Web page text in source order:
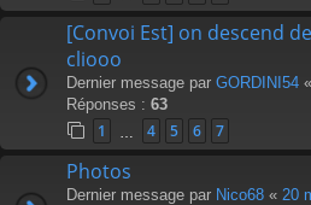
[Convoi Est] on descend
cliooo
Dernier message par GORDINI54 «
Réponses : 63
1 4 5 6 7
Photos
Dernier message par Nico68 « 20